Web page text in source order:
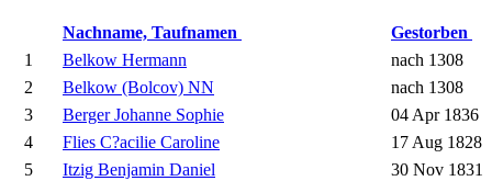
Nachname, Taufnamen
Gestorben
1
Belkow Hermann
nach 1308
2
Belkow (Bolcov) NN
nach 1308
3
Berger Johanne Sophie
04 Apr 1836
4
Flies C?acilie Caroline
17 Aug 1828
5
Itzig Benjamin Daniel
30 Nov 1831